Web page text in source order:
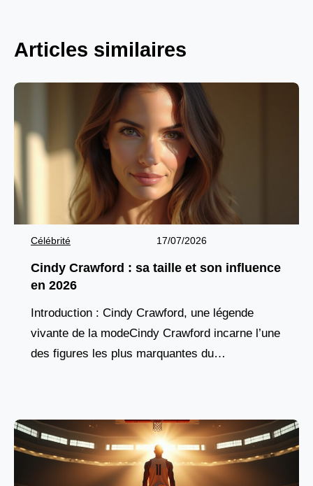
Articles similaires
Célébrité 17/07/2026
Cindy Crawford : sa taille et son influence
en 2026
Introduction : Cindy Crawford, une légende
vivante de la modeCindy Crawford incarne l’une
des figures les plus marquantes du